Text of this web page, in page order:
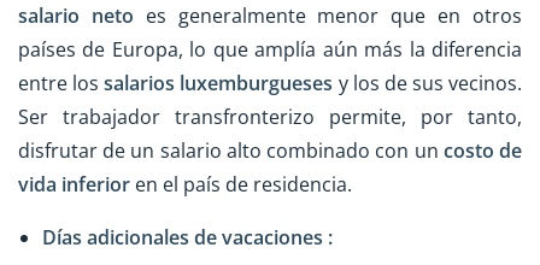
salario neto es generalmente menor que en otros
países de Europa, lo que amplía aún más la diferencia
entre lossalarios luxemburgueses y los de sus vecinos.
Ser trabajador transfronterizo permite, por tanto,
disfrutar de un salario alto combinado con un costo de
vida inferior en el país de residencia.
Días adicionales de vacaciones :